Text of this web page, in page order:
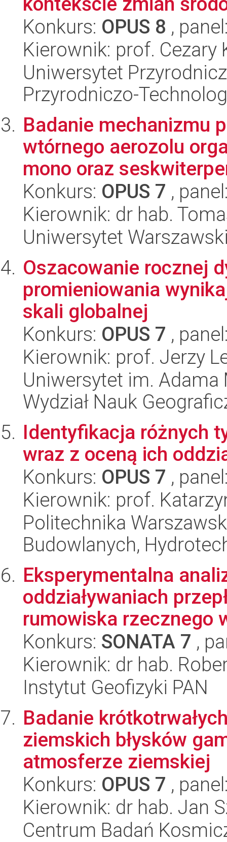
Konkurs: OPUS 8 ,
Kierownik: prof. Cezary
Uniwersytet
Przyrodniczo-
Badanie mechanizmu
wtórnego aerozolu
mono oraz
Konkurs: OPUS 7 ,
Kierownik: dr hab.
Uniwersytet
Oszacowanie rocznej
promieniowania
skali globalnej
Konkurs: OPUS 7 ,
Kierownik: prof. Jerzy
Uniwersytet im.
Wydział Nauk
Identyfikacja różnych
wraz z oceną ich
Konkurs: OPUS 7 ,
Kierownik: prof.
Politechnika
Budowlanych,
Eksperymentalna
oddziaływaniach
rumowiska rzecznego
Konkurs: SONATA 7 ,
Kierownik: dr hab.
Instytut Geofizyki PAN
Badanie
ziemskich błysków
atmosferze ziemskiej
Konkurs: OPUS 7 ,
Kierownik: dr hab. Jan
Centrum Badań